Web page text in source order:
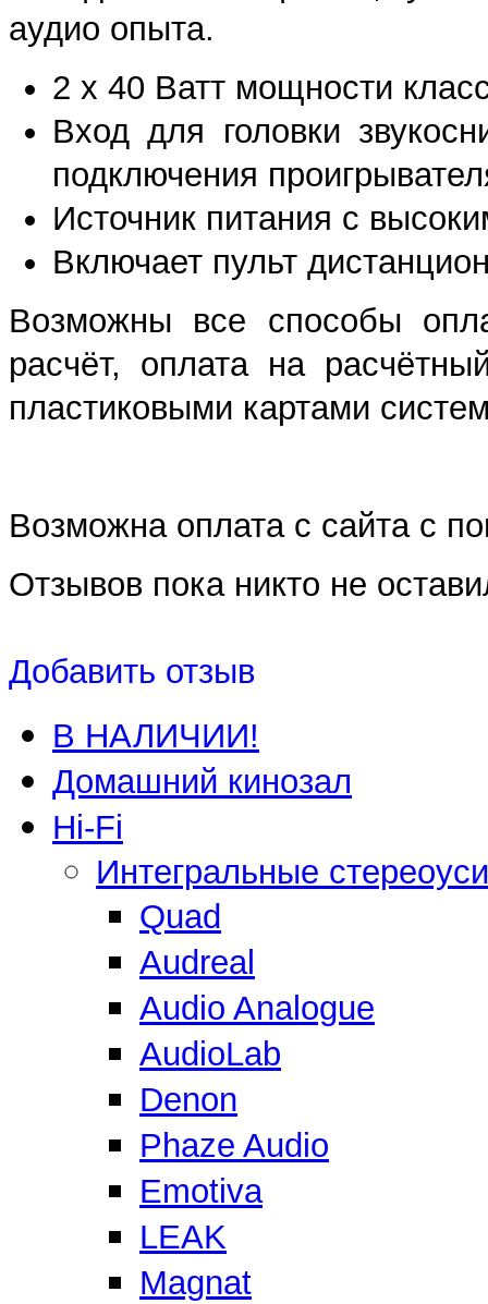
аудио опыта.
2 x 40 Ватт мощности
Вход для головки
подключения
Источник питания с
Включает пульт
Возможны все способы
расчёт, оплата на
пластиковыми картами
Возможна оплата с сайта с
Отзывов пока никто не
Добавить отзыв
В НАЛИЧИИ!
Домашний кинозал
Hi-Fi
Интегральные
Quad
Audreal
Audio Analogue
AudioLab
Denon
Phaze Audio
Emotiva
LEAK
Magnat